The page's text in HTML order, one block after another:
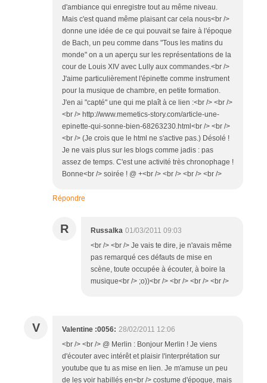
d'ambiance qui enregistre tout au même niveau.
Mais c'est quand même plaisant car cela nous<br />
donne une idée de ce qui pouvait se faire à l'époque
de Bach, un peu comme dans "Tous les matins du
monde" on a un aperçu sur les représentations de la
cour de Louis XIV avec Lully aux commandes.<br />
J'aime particulièrement l'épinette comme instrument
pour la musique de chambre, en petite formation.
J'en ai "capté" une qui me plaît à ce lien :<br /> <br />
<br /> http://www.memetics-story.com/article-une-
epinette-qui-sonne-bien-68263230.html<br /> <br />
<br /> (Je crois que le html ne s'active pas.) Désolé !
Je ne vais plus sur les blogs comme jadis : pas
assez de temps. C'est une activité très chronophage !
Bonne<br /> soirée ! @ +<br /> <br /> <br /> <br />
Répondre
R Russalka 01/03/2011 09:03
<br /> <br /> Je vais te dire, je n'avais même
pas remarqué ces défauts de mise en
scène, toute occupée à écouter, à boire la
musique<br /> ;o))<br /> <br /> <br /> <br />
V Valentine :0056: 28/02/2011 12:06
<br /> <br /> @ Merlin : Bonjour Merlin ! Je viens
d'écouter avec intérêt et plaisir l'interprétation sur
youtube que tu as mise en lien. Je m'amuse un peu
de les voir habillés en<br /> costume d'époque, mais